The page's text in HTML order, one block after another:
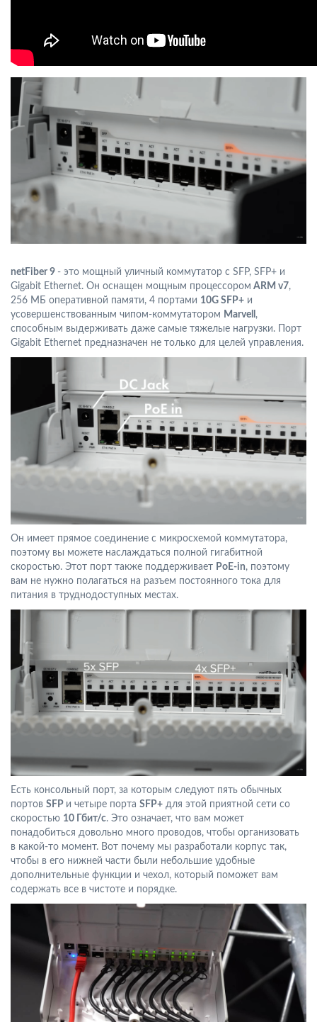
netFiber 9 - это мощный уличный коммутатор с SFP, SFP+ и
Gigabit Ethernet. Он оснащен мощным процессором ARM v7,
256 МБ оперативной памяти, 4 портами 10G SFP+ и
усовершенствованным чипом-коммутатором Marvell ,
способным выдерживать даже самые тяжелые нагрузки. Порт
Gigabit Ethernet предназначен не только для целей управления.
Он имеет прямое соединение с микросхемой коммутатора,
поэтому вы можете наслаждаться полной гигабитной
скоростью. Этот порт также поддерживает PoE-in, поэтому
вам не нужно полагаться на разъем постоянного тока для
питания в труднодоступных местах.
Есть консольный порт, за которым следуют пять обычных
портов SFP и четыре порта SFP+ для этой приятной сети со
скоростью 10 Гбит/с. Это означает, что вам может
понадобиться довольно много проводов, чтобы организовать
в какой-то момент. Вот почему мы разработали корпус так,
чтобы в его нижней части были небольшие удобные
дополнительные функции и чехол, который поможет вам
содержать все в чистоте и порядке.